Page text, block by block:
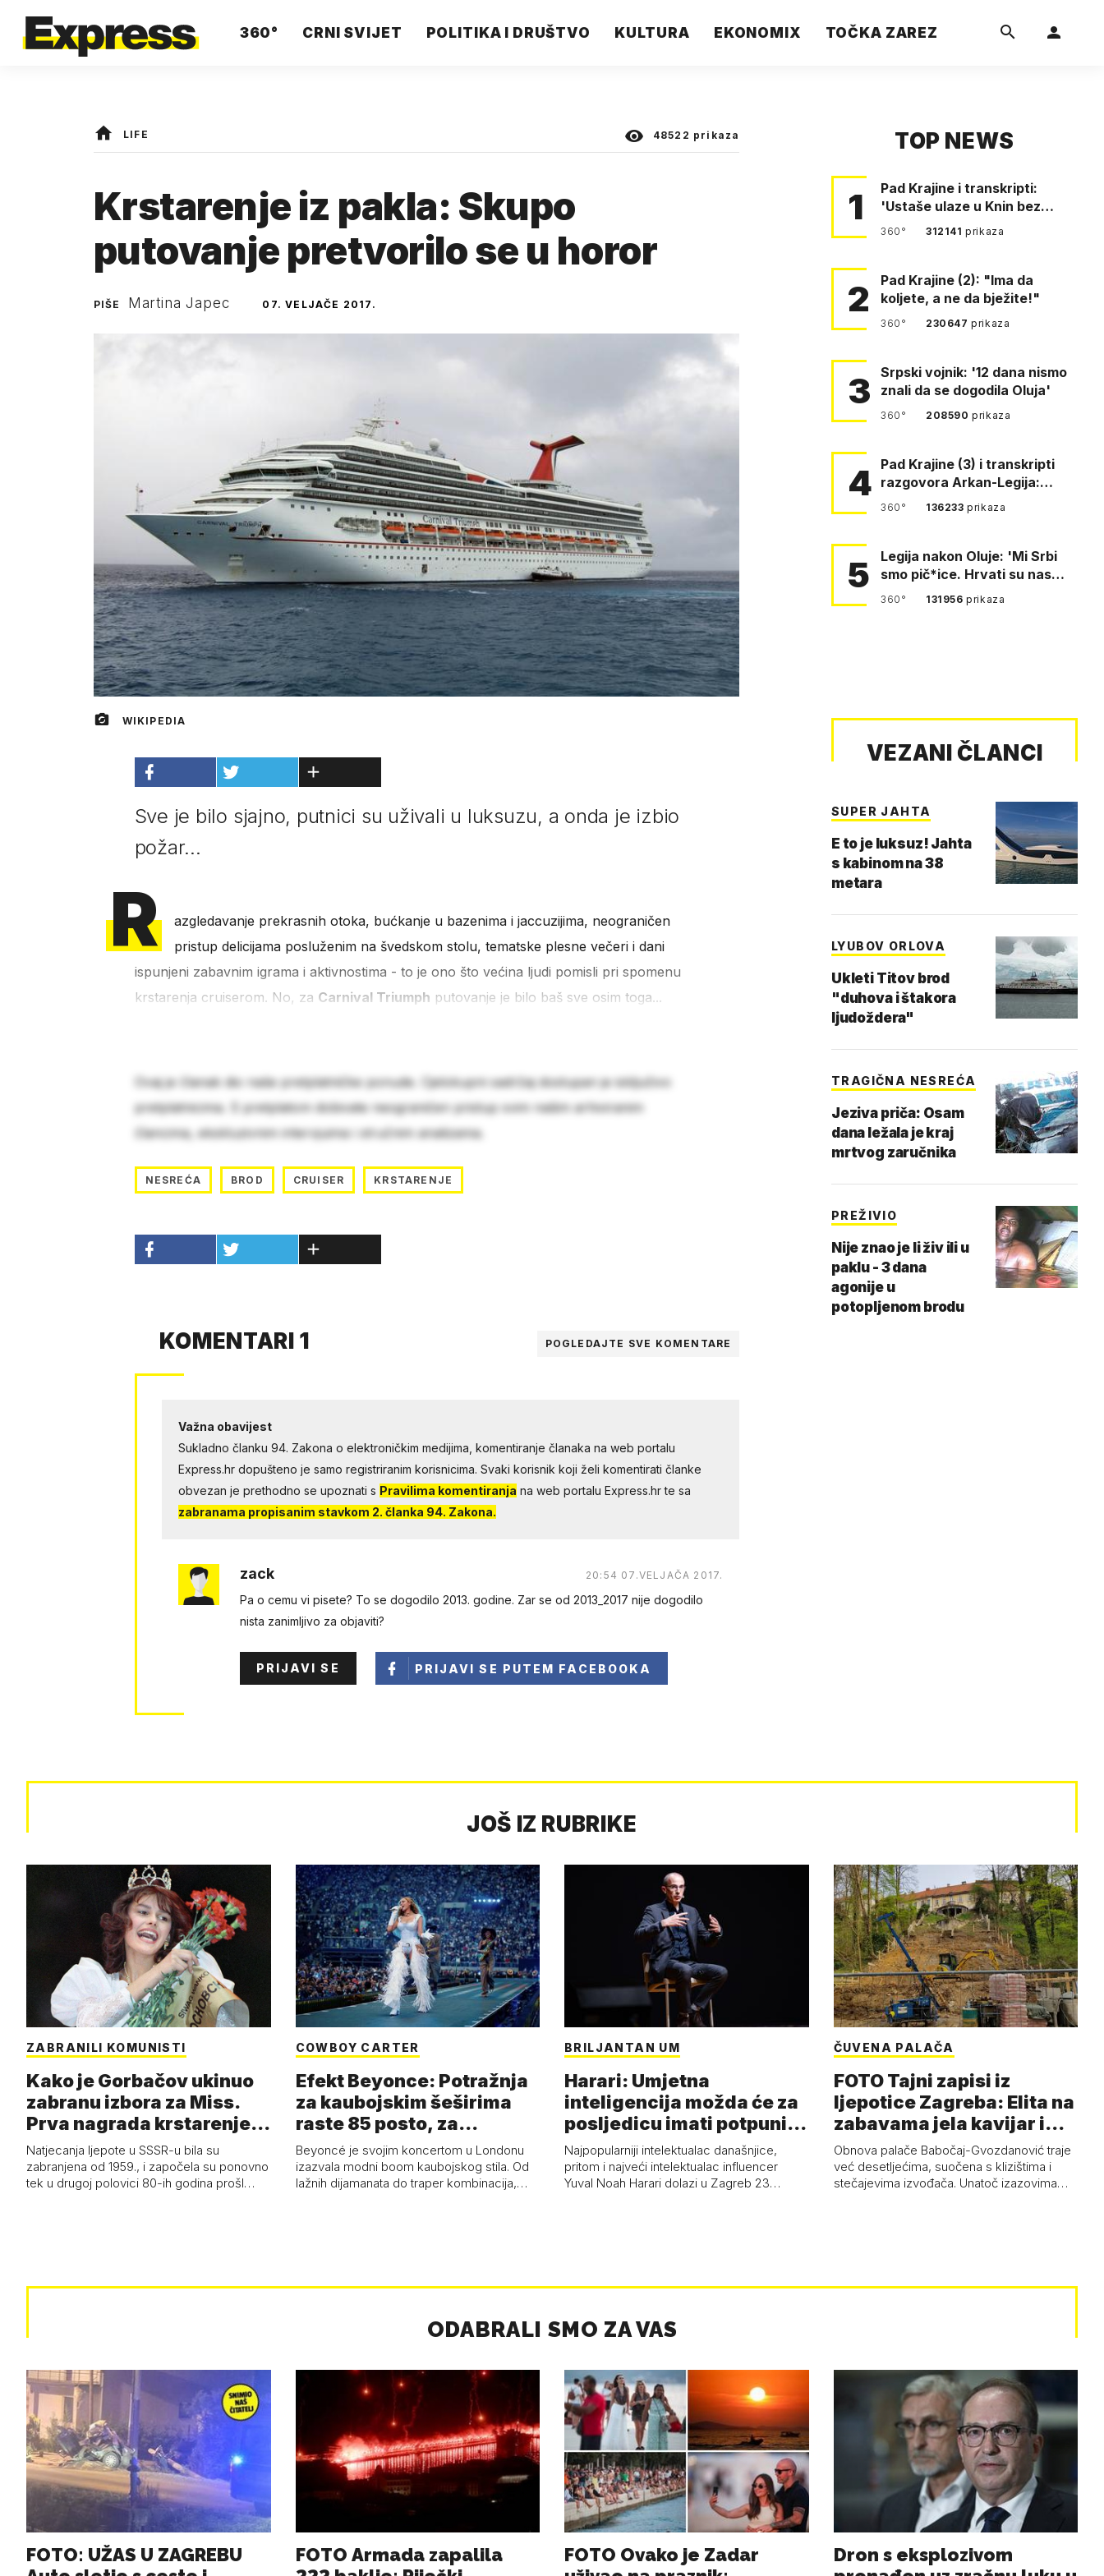
360° CRNI SVIJET POLITIKA I DRUŠTVO KULTURA EKONOMIX TOČKA ZAREZ
LIFE 48522 prikaza
Krstarenje iz pakla: Skupo
putovanje pretvorilo se u horor
PIŠE Martina Japec 07. VELJAČE 2017.
WIKIPEDIA
Sve je bilo sjajno, putnici su uživali u luksuzu, a onda je izbio
požar...
R
azgledavanje prekrasnih otoka, bućkanje u bazenima i jaccuzijima, neograničen
pristup delicijama posluženim na švedskom stolu, tematske plesne večeri i dani
ispunjeni zabavnim igrama i aktivnostima - to je ono što većina ljudi pomisli pri spomenu
krstarenja cruiserom. No, za Carnival Triumph putovanje je bilo baš sve osim toga...
Ovaj je članak dio naše pretplatničke ponude. Cjelokupni sadržaj dostupan je isključivo
pretplatnicima. S pretplatom dobivate neograničen pristup svim našim arhiviranim
člancima, ekskluzivnim intervjuima i stručnim analizama.
NESREĆA BROD CRUISER KRSTARENJE
KOMENTARI 1 POGLEDAJTE SVE KOMENTARE
Važna obavijest
Sukladno članku 94. Zakona o elektroničkim medijima, komentiranje članaka na web portalu
Express.hr dopušteno je samo registriranim korisnicima. Svaki korisnik koji želi komentirati članke
obvezan je prethodno se upoznati s Pravilima komentiranja na web portalu Express.hr te sa
zabranama propisanim stavkom 2. članka 94. Zakona.
zack 20:54 07.VELJAČA 2017.
Pa o cemu vi pisete? To se dogodilo 2013. godine. Zar se od 2013_2017 nije dogodilo
nista zanimljivo za objaviti?
PRIJAVI SE PRIJAVI SE PUTEM FACEBOOKA
TOP NEWS
1
Pad Krajine i transkripti:
'Ustaše ulaze u Knin bez
borbe. Mile, ovo je bežanij…
360° 312141prikaza
2
Pad Krajine (2): "Ima da
koljete, a ne da bježite!"
360° 230647prikaza
3
Srpski vojnik: '12 dana nismo
znali da se dogodila Oluja'
360° 208590prikaza
4 Pad Krajine (3) i transkripti
razgovora Arkan-Legija:
'Čujem, prelazite ustašam…
360° 136233prikaza
5
Legija nakon Oluje: 'Mi Srbi
smo pič*ice. Hrvati su nas
pomeli!'
360° 131956prikaza
VEZANI ČLANCI
SUPER JAHTA
E to je luksuz! Jahta
s kabinom na 38
metara
LYUBOV ORLOVA
Ukleti Titov brod
"duhova i štakora
ljudoždera"
TRAGIČNA NESREĆA
Jeziva priča: Osam
dana ležala je kraj
mrtvog zaručnika
PREŽIVIO
Nije znao je li živ ili u
paklu - 3 dana
agonije u
potopljenom brodu
JOŠ IZ RUBRIKE
ZABRANILI KOMUNISTI
Kako je Gorbačov ukinuo
zabranu izbora za Miss.
Prva nagrada krstarenje
Jadran…
Natjecanja ljepote u SSSR-u bila su
zabranjena od 1959., i započela su ponovno
tek u drugoj polovici 80-ih godina prošl…
COWBOY CARTER
Efekt Beyonce: Potražnja
za kaubojskim šeširima
raste 85 posto, za
čizmama 53 p…
Beyoncé je svojim koncertom u Londonu
izazvala modni boom kaubojskog stila. Od
lažnih dijamanata do traper kombinacija,…
BRILJANTAN UM
Harari: Umjetna
inteligencija možda će za
posljedicu imati potpuni
kolaps čovje…
Najpopularniji intelektualac današnjice,
pritom i najveći intelektualac influencer
Yuval Noah Harari dolazi u Zagreb 23…
ČUVENA PALAČA
FOTO Tajni zapisi iz
ljepotice Zagreba: Elita na
zabavama jela kavijar i
pud…
Obnova palače Babočaj-Gvozdanović traje
već desetljećima, suočena s klizištima i
stečajevima izvođača. Unatoč izazovima…